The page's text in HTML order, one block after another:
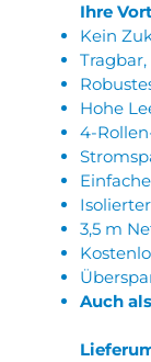
Ihre
Kein
Hohe
4-
3,5 m
Auch